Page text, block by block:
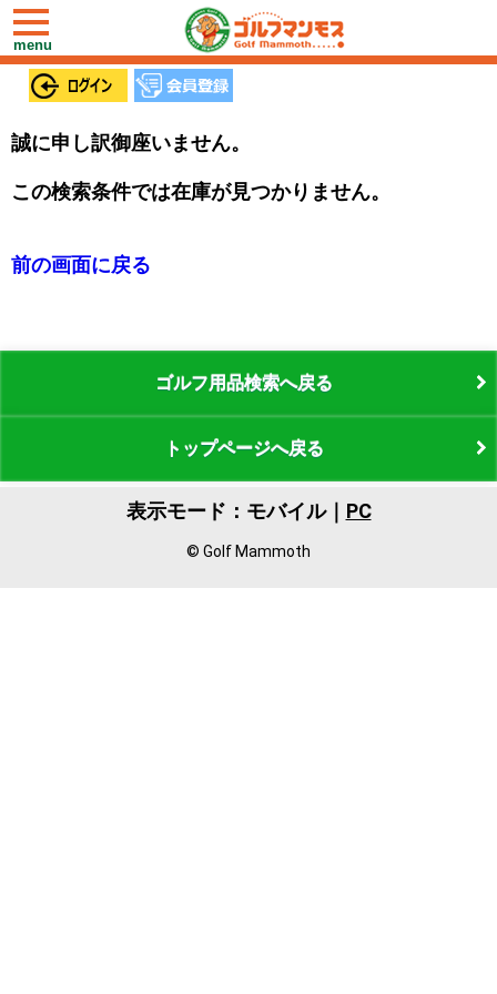
toggle
navigation
menu
誠に申し訳御座いません。
この検索条件では在庫が見つかりません。
前の画面に戻る
ゴルフ用品検索へ戻る
トップページへ戻る
表示モード：モバイル｜ PC
© Golf Mammoth